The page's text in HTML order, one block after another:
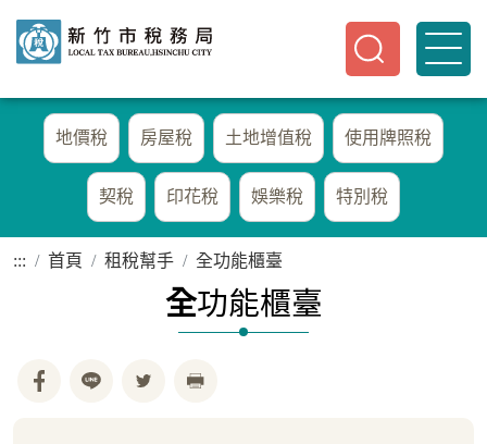
地價稅 房屋稅 土地增值稅 使用牌照稅
契稅 印花稅 娛樂稅 特別稅
::: 首頁 租稅幫手 全功能櫃臺
全功能櫃臺